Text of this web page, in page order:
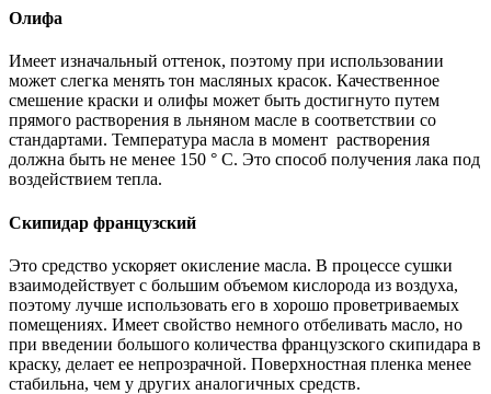
Олифа
Имеет изначальный оттенок, поэтому при использовании
может слегка менять тон масляных красок. Качественное
смешение краски и олифы может быть достигнуто путем
прямого растворения в льняном масле в соответствии со
стандартами. Температура масла в момент растворения
должна быть не менее 150 ° С. Это способ получения лака под
воздействием тепла.
Скипидар французский
Это средство ускоряет окисление масла. В процессе сушки
взаимодействует с большим объемом кислорода из воздуха,
поэтому лучше использовать его в хорошо проветриваемых
помещениях. Имеет свойство немного отбеливать масло, но
при введении большого количества французского скипидара в
краску, делает ее непрозрачной. Поверхностная пленка менее
стабильна, чем у других аналогичных средств.